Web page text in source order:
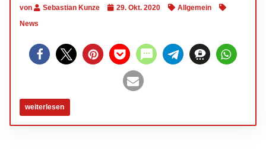
von Sebastian Kunze 29. Okt. 2020
Allgemein
News
weiterlesen